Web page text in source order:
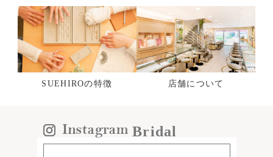
SUEHIROの特徴 店舗について
Bridal